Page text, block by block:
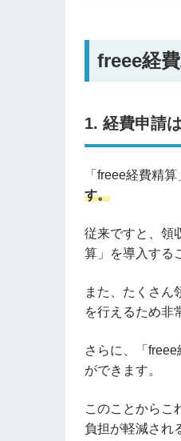
freee経
1. 経費申請
「freee経費精算
す。
従来ですと、領
算」を導入する
また、たくさん
を行えるため非
さらに、「
ができます。
このことからこ
負担が軽減され